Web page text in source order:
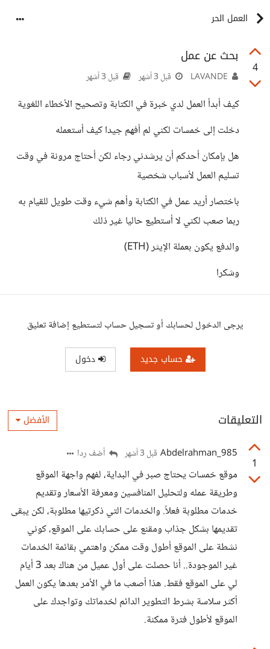
العمل الحر
4
بحث عن عمل
قبل 3 أشهر قبل 3 أشهر
كيف أبدأ العمل لدي خبرة في الكتابة وتصحيح الأخطاء اللغوية
دخلت إلى خمسات لكني لم أفهم جيدا كيف أستعمله
هل بإمكان أحدكم أن يرشدني رجاء لكن أحتاج مرونة في وقت
تسليم العمل لأسباب شخصية
باختصار أريد عمل في الكتابة وأهم شيء وقت طويل للقيام به
ربما صعب لكني لا أستطيع حاليا غير ذلك
والدفع يكون بعملة الإيثر (ETH)
وشكرا
يرجى الدخول لحسابك أو تسجيل حساب لتستطيع إضافة تعليق
حساب جديد دخول
التعليقات الأفضل
1
Abdelrahman_985 قبل 3 أشهر أضف ردا
موقع خمسات يحتاج صبر في البداية، لفهم واجهة الموقع
وطريقة عمله ولتحليل المنافسين ومعرفة الأسعار وتقديم
خدمات مطلوبة فعلاً. والخدمات التي ذكرتيها مطلوبة، لكن يبقى
تقديمها بشكل جذاب ومقنع على حسابك على الموقع، كوني
نشطة على الموقع أطول وقت ممكن واهتمي بقائمة الخدمات
غير الموجودة.. أنا حصلت على أول عميل من هناك بعد 3 أيام
لي على الموقع فقط. هذا أصعب ما في الأمر بعدها يكون العمل
أكثر سلاسة بشرط التطوير الدائم لخدماتك وتواجدك على
الموقع لأطول فترة ممكنة.